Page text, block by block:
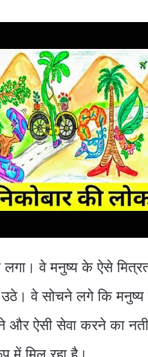
लगा। वे मनुष्य के ऐसे
उठे। वे सोचने लगे कि
और ऐसी सेवा करने का
में मिल रहा है।